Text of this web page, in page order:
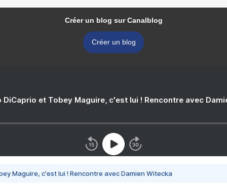
Créer un blog sur Canalblog
Créer un blog
DiCaprio et Tobey Maguire, c'est lui ! Rencontre avec
Maguire, c'est lui ! Rencontre avec Damien Witecka